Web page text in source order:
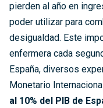
pierden al año en
poder utilizar para
desigualdad. Este
enfermera cada
España, diversos
Monetario
al 10% del PIB de